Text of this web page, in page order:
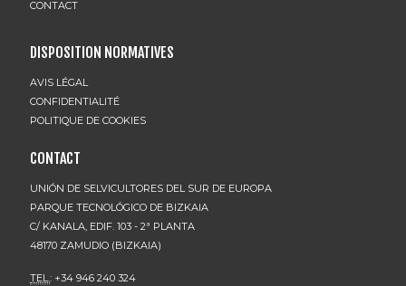
CONTACT
DISPOSITION NORMATIVES
AVIS LÉGAL
CONFIDENTIALITÉ
POLITIQUE DE COOKIES
CONTACT
UNIÓN DE SELVICULTORES DEL SUR DE EUROPA
PARQUE TECNOLÓGICO DE BIZKAIA
C/ KANALA, EDIF. 103 - 2ª PLANTA
48170 ZAMUDIO (BIZKAIA)
TEL.: +34 946 240 324